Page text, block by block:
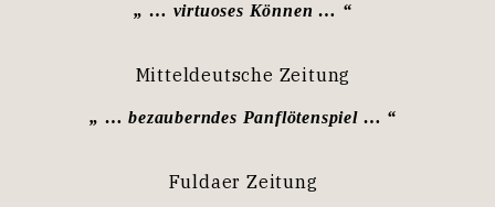
„ … virtuoses Können … “
Mitteldeutsche Zeitung
„ … bezauberndes Panflötenspiel … “
Fuldaer Zeitung